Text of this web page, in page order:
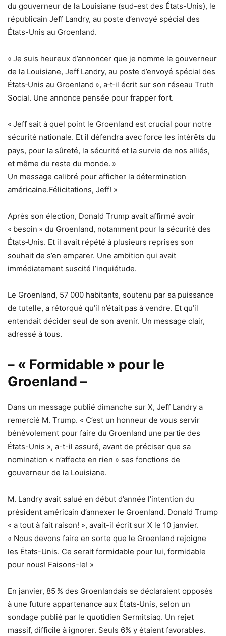
du gouverneur de la Louisiane (sud-est des États-Unis), le
républicain Jeff Landry, au poste d’envoyé spécial des
États-Unis au Groenland.
« Je suis heureux d’annoncer que je nomme le gouverneur
de la Louisiane, Jeff Landry, au poste d’envoyé spécial des
États‑Unis au Groenland », a‑t‑il écrit sur son réseau Truth
Social. Une annonce pensée pour frapper fort.
« Jeff sait à quel point le Groenland est crucial pour notre
sécurité nationale. Et il défendra avec force les intérêts du
pays, pour la sûreté, la sécurité et la survie de nos alliés,
et même du reste du monde. »
Un message calibré pour afficher la détermination
américaine.Félicitations, Jeff! »
Après son élection, Donald Trump avait affirmé avoir
« besoin » du Groenland, notamment pour la sécurité des
États‑Unis. Et il avait répété à plusieurs reprises son
souhait de s’en emparer. Une ambition qui avait
immédiatement suscité l’inquiétude.
Le Groenland, 57 000 habitants, soutenu par sa puissance
de tutelle, a rétorqué qu’il n’était pas à vendre. Et qu’il
entendait décider seul de son avenir. Un message clair,
adressé à tous.
– « Formidable » pour le
Groenland –
Dans un message publié dimanche sur X, Jeff Landry a
remercié M. Trump. « C’est un honneur de vous servir
bénévolement pour faire du Groenland une partie des
États-Unis », a-t-il assuré, avant de préciser que sa
nomination « n’affecte en rien » ses fonctions de
gouverneur de la Louisiane.
M. Landry avait salué en début d’année l’intention du
président américain d’annexer le Groenland. Donald Trump
« a tout à fait raison! », avait-il écrit sur X le 10 janvier.
« Nous devons faire en sorte que le Groenland rejoigne
les États-Unis. Ce serait formidable pour lui, formidable
pour nous! Faisons-le! »
En janvier, 85 % des Groenlandais se déclaraient opposés
à une future appartenance aux États‑Unis, selon un
sondage publié par le quotidien Sermitsiaq. Un rejet
massif, difficile à ignorer. Seuls 6% y étaient favorables.